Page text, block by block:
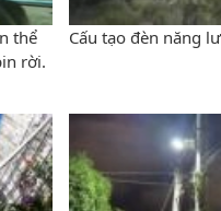
thể
rời.
Cấu tạo đèn năng